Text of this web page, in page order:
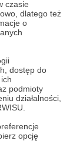
czasie
dlatego też
o
dostęp do
podmioty
działalności,
opcję
pomagasz